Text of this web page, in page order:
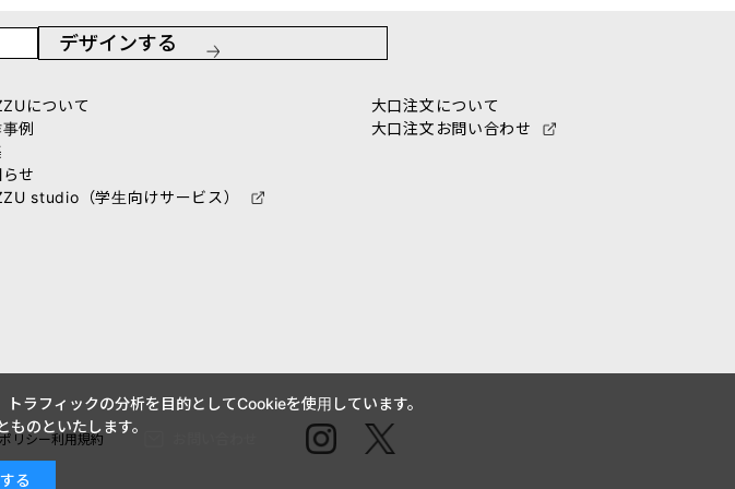
デザインする
について
例
せ
studio（学生向けサービス）
大口注文について
大口注文お問い合わせ
リシー利用規約
ラフィックの分析を目的としてCookieを使用しています。
のといたします。
る